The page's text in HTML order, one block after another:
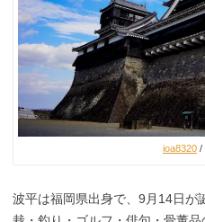
ioa8320 /
波平は福岡県出身で、9月14日が